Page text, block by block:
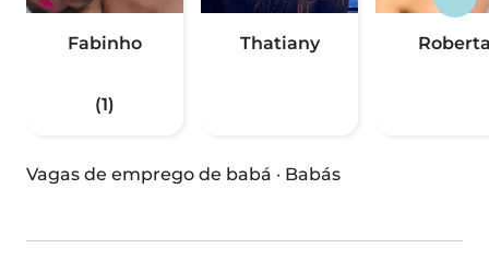
Fabinho
(1)
Thatiany
Vagas de emprego de babá · Babás